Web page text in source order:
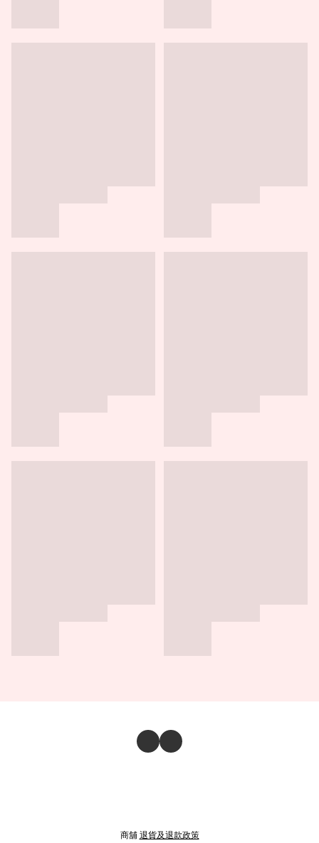
商舖 退貨及退款政策